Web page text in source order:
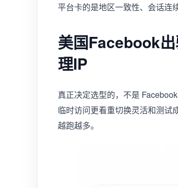
平台卡的是地区一致性、会话连
美国Facebook
理IP
真正决定选型的，不是
临时访问更看重切换灵活和测试
越跑越多。